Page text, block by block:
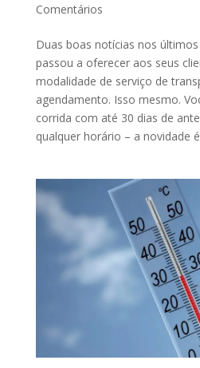
Comentários
Duas boas notícias nos
passou a oferecer aos seus
modalidade de serviço de
agendamento. Isso mesmo.
corrida com até 30 dias de
qualquer horário – a novidade